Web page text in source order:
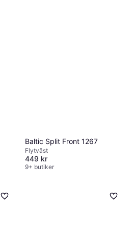
Baltic Split Front 1267
Flytväst
449 kr
9+ butiker